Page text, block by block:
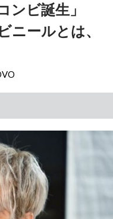
ンビ誕生」
ニールとは、